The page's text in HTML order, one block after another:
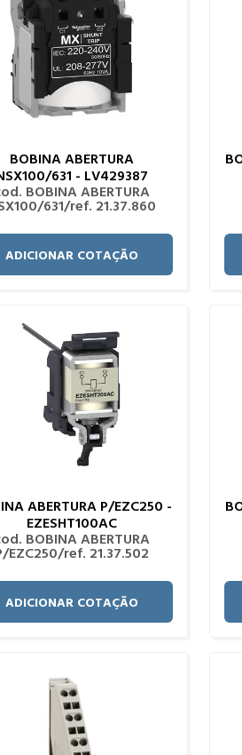
BOBINA ABERTURA
631 - LV429387
BOBINA ABERTURA
631/ref. 21.37.860
ADICIONAR COTAÇÃO
ABERTURA P/EZC250 -
EZESHT100AC
BOBINA ABERTURA
EZC250/ref. 21.37.502
ADICIONAR COTAÇÃO